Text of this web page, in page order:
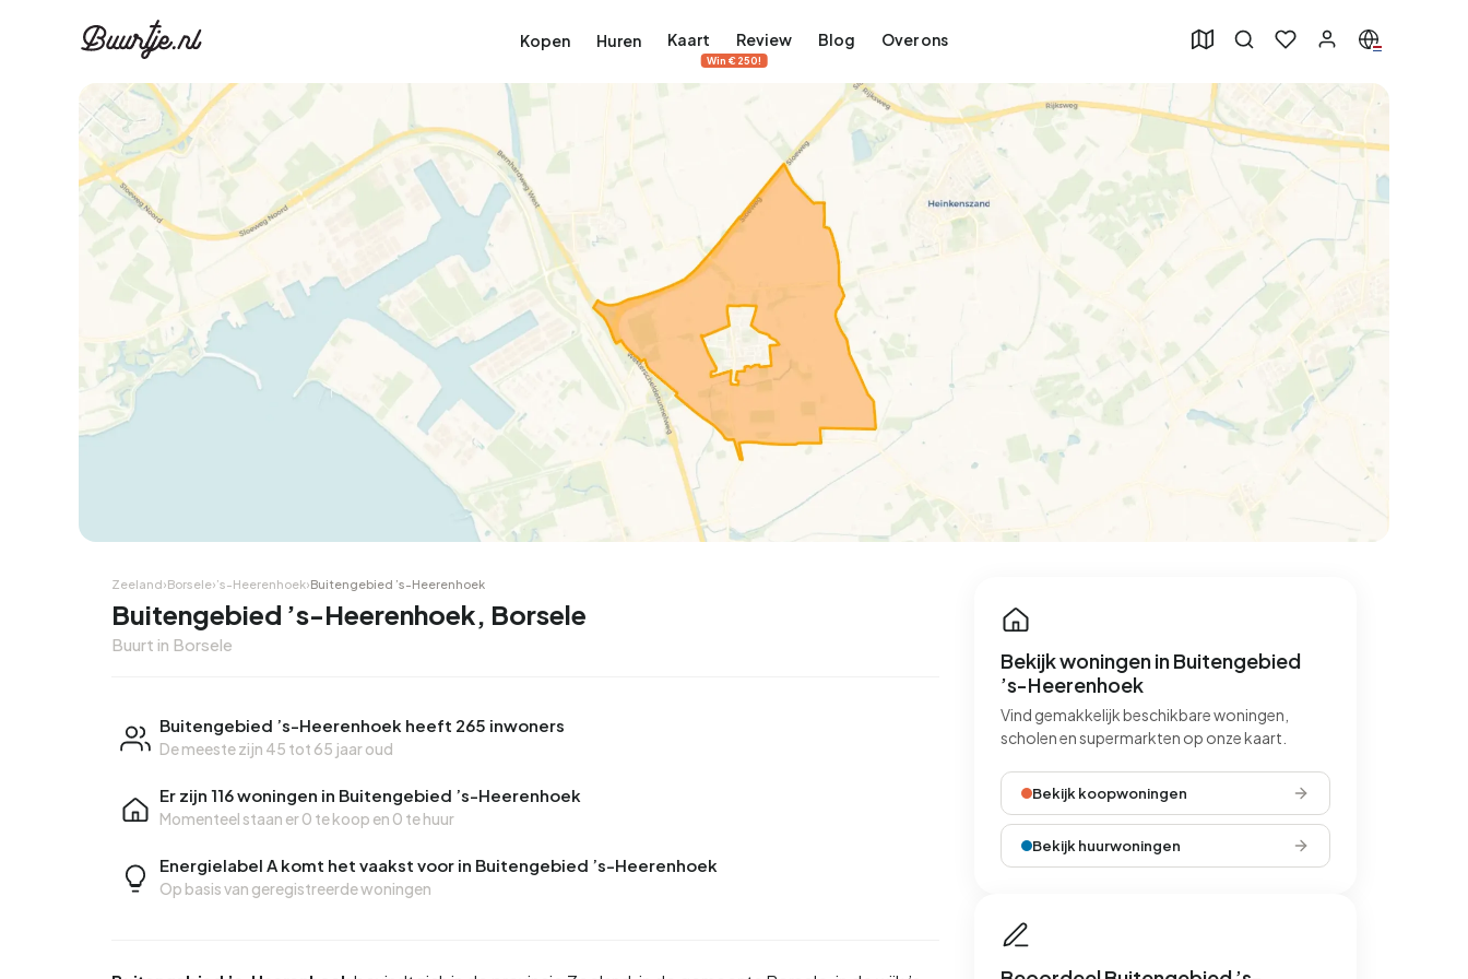
Kopen Huren Kaart Review
Win €250!
Blog Over ons
Zeeland›Borsele›’s-Heerenhoek›Buitengebied ’s-Heerenhoek
Buitengebied ’s-Heerenhoek, Borsele
Buurt in Borsele
Buitengebied ’s-Heerenhoek heeft 265 inwoners
De meeste zijn 45 tot 65 jaar oud
Er zijn 116 woningen in Buitengebied ’s-Heerenhoek
Momenteel staan er0 te koop en 0 te huur
Energielabel A komt het vaakst voor in Buitengebied ’s-Heerenhoek
Op basis van geregistreerde woningen
Bekijk woningen in Buitengebied
’s-Heerenhoek
Vind gemakkelijk beschikbare woningen,
scholen en supermarkten op onze kaart.
Bekijk koopwoningen
Bekijk huurwoningen